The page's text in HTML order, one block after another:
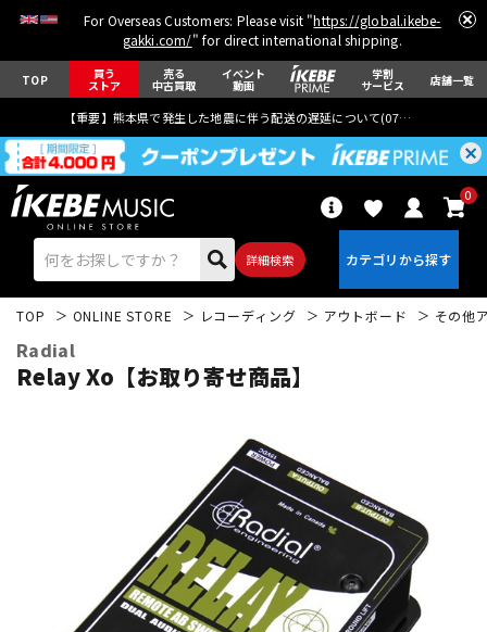
For Overseas Customers: Please visit "https://global.ikebe-
gakki.com/" for direct international shipping.
TOP 買う
ストア
売る
中古買取
イベント
動画
学割
サービス 店舗一覧
【重要】熊本県で発生した地震に伴う配送の遅延について(07月29日
詳細検索
0
ウクレレ
ドラム パーカッション
TOP ONLINE STORE レコーディング アウトボード その他
Radial
Relay Xo【お取り寄せ商品】